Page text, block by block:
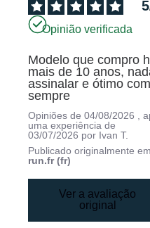
5
Opinião verificada
Modelo que compro
mais de 10 anos,
assinalar e ótimo
sempre
Opiniões de04/08/2026
,
uma experiência de
03/07/2026 por Ivan T.
Publicado originalmente
run.fr (fr)
Ver a avaliação
original